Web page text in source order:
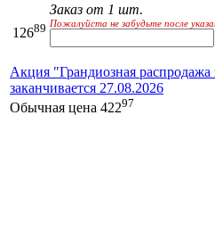
12689
Заказ от 1 шт.
Пожалуйста не забудьте после
Акция "Грандиозная
заканчивается 27.08.2026
Обычная цена 42297